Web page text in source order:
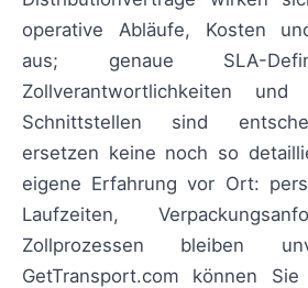
operative Abläufe, Kosten
aus; genaue SLA-
Zollverantwortlichkeiten
Schnittstellen sind
ersetzen keine noch so
eigene Erfahrung vor Ort:
Laufzeiten,
Zollprozessen bleiben
GetTransport.com können